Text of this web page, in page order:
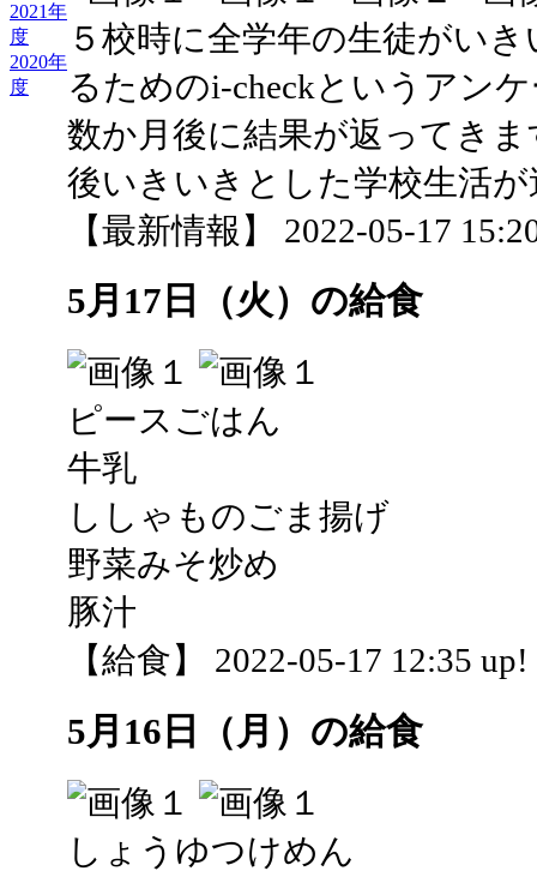
2021年
度
2020年
度
５校時に全学年の生徒がい
るためのi-checkというアン
数か月後に結果が返ってき
後いきいきとした学校生活
【最新情報】 2022-05-17
5月17日（火）の給食
ピースごはん
牛乳
ししゃものごま揚げ
野菜みそ炒め
豚汁
【給食】 2022-05-17 12:35 up!
5月16日（月）の給食
しょうゆつけめん